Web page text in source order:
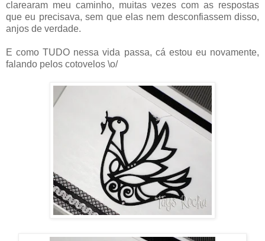
clarearam meu caminho, muitas vezes com as respostas
que eu precisava, sem que elas nem desconfiassem disso,
anjos de verdade.
E como TUDO nessa vida passa, cá estou eu novamente,
falando pelos cotovelos \o/